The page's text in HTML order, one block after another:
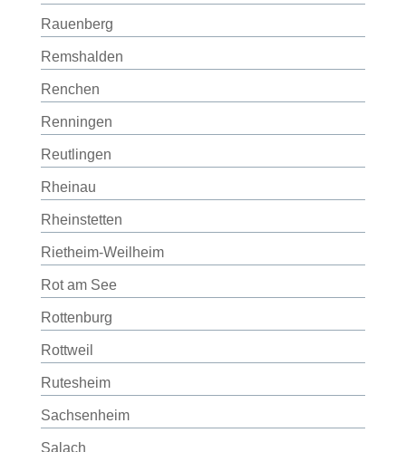
Rauenberg
Remshalden
Renchen
Renningen
Reutlingen
Rheinau
Rheinstetten
Rietheim-Weilheim
Rot am See
Rottenburg
Rottweil
Rutesheim
Sachsenheim
Salach